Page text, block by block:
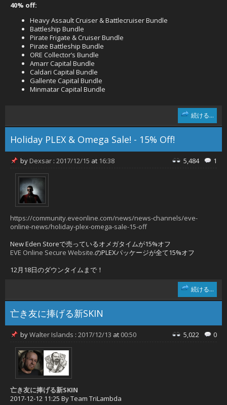
40% off:
Heavy Assault Cruiser & Battlecruiser Bundle
Battleship Bundle
Pirate Frigate & Cruiser Bundle
Pirate Battleship Bundle
ORE Collector’s Bundle
Amarr Capital Bundle
Caldari Capital Bundle
Gallente Capital Bundle
Minmatar Capital Bundle
続ける...
Holiday PLEX & Omega Sale! - 15% Off!
1
5,484
by Dexsar : 2017/12/15 at 16:38
https://community.eveonline.com/news/news-channels/eve-
online-news/holiday-plex-omega-sale-15-off
New Eden Storeで売っているオメガタイムが15%オフ
EVE Online Secure Website.のPLEXパッケージが全て15%オフ
12月18日のダウンタイムまで！
続ける...
亡き友に捧げる新SKIN
0
5,022
byWalter Islands : 2017/12/13 at 00:50
亡き友に捧げる新SKIN
2017-12-12 11:25 By Team TriLambda